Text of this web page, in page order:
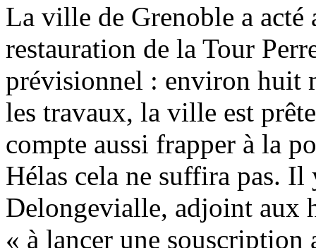
La ville de Grenoble a acté
restauration de la Tour
prévisionnel : environ huit
les travaux, la ville est
compte aussi frapper à la
Hélas cela ne suffira pas.
Delongevialle, adjoint aux
« à lancer une souscription